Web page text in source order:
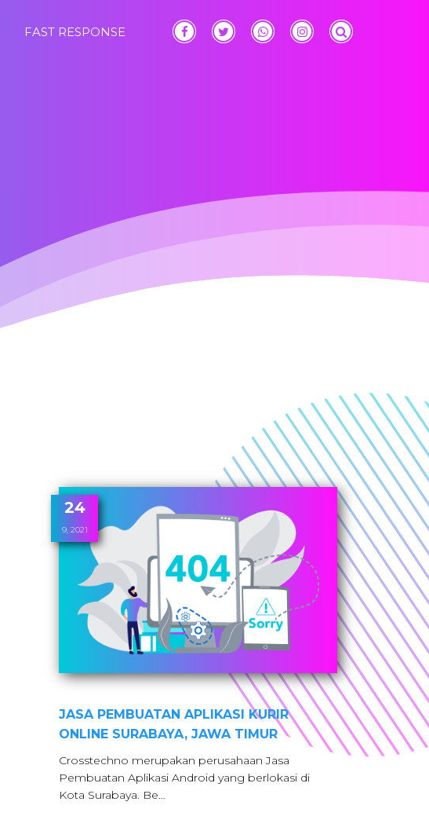
FAST RESPONSE
24
9, 2021
JASA PEMBUATAN APLIKASI KURIR
ONLINE SURABAYA, JAWA TIMUR
Crosstechno merupakan perusahaan Jasa
Pembuatan Aplikasi Android yang berlokasi di
Kota Surabaya. Be…